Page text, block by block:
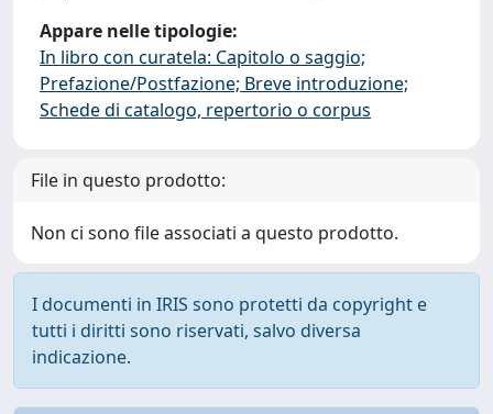
Appare nelle tipologie:
In libro con curatela: Capitolo o saggio;
Prefazione/Postfazione; Breve introduzione;
Schede di catalogo, repertorio o corpus
File in questo prodotto:
Non ci sono file associati a questo prodotto.
I documenti in IRIS sono protetti da copyright e
tutti i diritti sono riservati, salvo diversa
indicazione.